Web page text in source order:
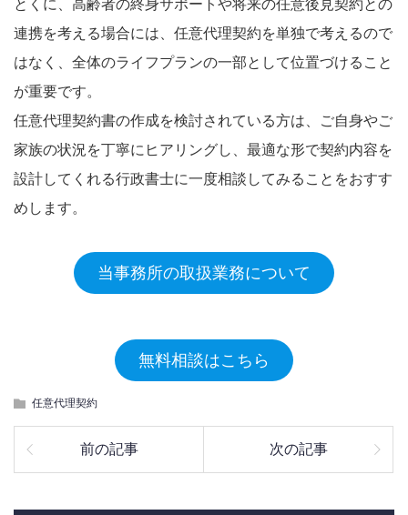
とくに、高齢者の終身サポートや将来の任意後見契約との
連携を考える場合には、任意代理契約を単独で考えるので
はなく、全体のライフプランの一部として位置づけること
が重要です。
任意代理契約書の作成を検討されている方は、ご自身やご
家族の状況を丁寧にヒアリングし、最適な形で契約内容を
設計してくれる行政書士に一度相談してみることをおすす
めします。
当事務所の取扱業務について
無料相談はこちら
任意代理契約
前の記事 次の記事